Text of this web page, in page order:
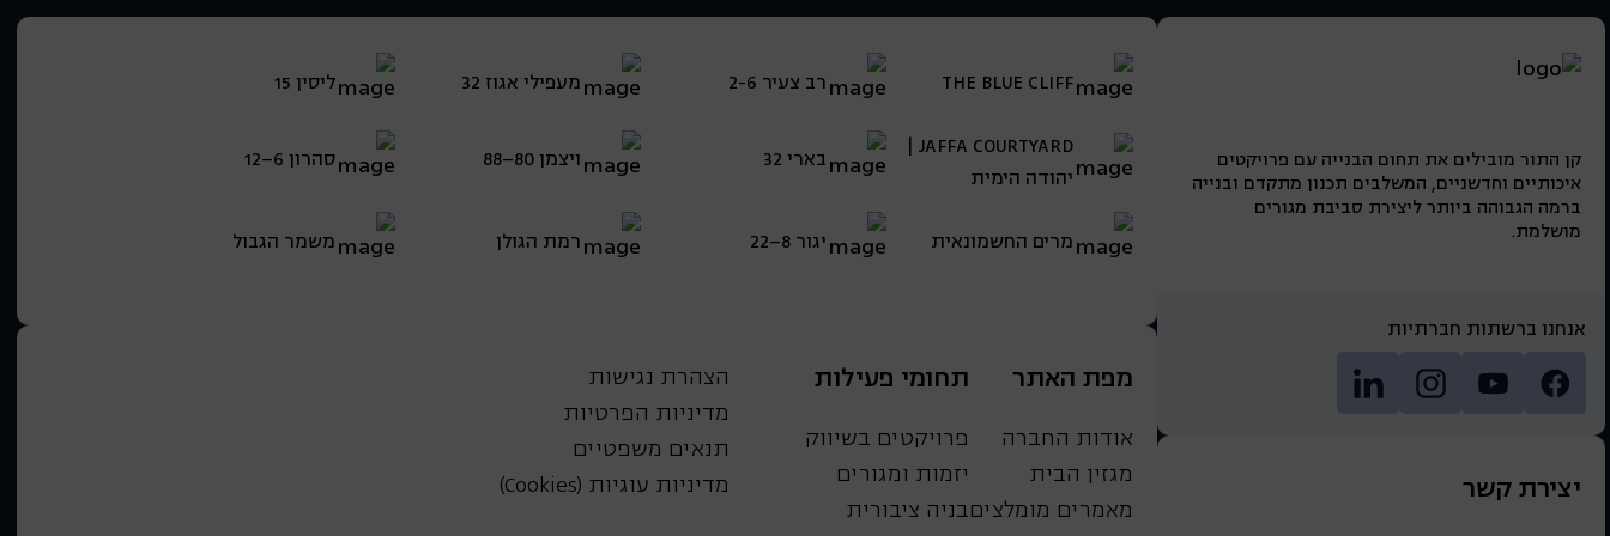
לעמוד המשרה
עבודה בסביבה דינמית עם אוריינטציה מכירתית
היקף המשרה: משרה חלקית / מלאה, ימים א'-ה'
לעמוד המשרה
תיאום בין גורמי התכנון, ההנדסה והשיווק בחברה.
בקרה על לוחות זמנים תכנוניים, הכנת מכרזי יועצים, ובקרה על תכנון לביצוע.
להעלאת קו״ח לעמוד המשרה
קן התור מובילים את תחום הבנייה עם פרויקטים
איכותיים וחדשניים, המשלבים תכנון מתקדם ובנייה
ברמה הגבוהה ביותר ליצירת סביבת מגורים
מושלמת.
אנחנו ברשתות חברתיות
יצירת קשר
THE BLUE CLIFF רב צעיר 2-6 מעפילי אגוז 32 ליסין 15
JAFFA COURTYARD |
יהודה הימית
בארי 32 ויצמן 80–88 סהרון 6–12
מרים החשמונאית יגור 8–22 רמת הגולן משמר הגבול
מפת האתר
אודות החברה
מגזין הבית
מאמרים מומלצים
תחומי פעילות
פרויקטים בשיווק
יזמות ומגורים
בניה ציבורית
הצהרת נגישות
מדיניות הפרטיות
תנאים משפטיים
מדיניות עוגיות (Cookies)